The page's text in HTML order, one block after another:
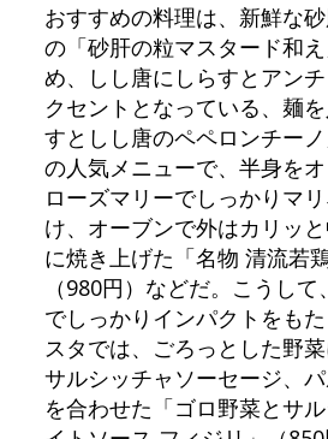
おすすめの料理は、新鮮な
の「砂肝の粒マスタード和
め、しし唐にしらすとアン
クセントとなっている、麺
すとしし唐のペペロンチー
の人気メニューで、半身を
ローズマリーでしっかりマ
け、オーブンで外はカリッ
に焼き上げた「名物 清流若
（980円）などだ。こうし
でしっかりインパクトをも
スタでは、ごろっとした野
サルシッチャソーセージ、
を合わせた「ゴロ野菜とサ